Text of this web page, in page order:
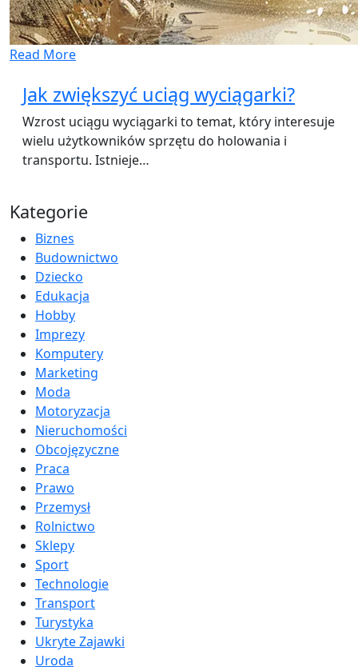
Read More
Jak zwiększyć uciąg wyciągarki?
Wzrost uciągu wyciągarki to temat, który interesuje
wielu użytkowników sprzętu do holowania i
transportu. Istnieje…
Kategorie
Biznes
Budownictwo
Dziecko
Edukacja
Hobby
Imprezy
Komputery
Marketing
Moda
Motoryzacja
Nieruchomości
Obcojęzyczne
Praca
Prawo
Przemysł
Rolnictwo
Sklepy
Sport
Technologie
Transport
Turystyka
Ukryte Zajawki
Uroda